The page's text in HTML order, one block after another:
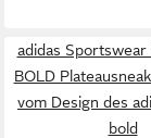
adidas Sportswear
BOLD
vom Design des
bold